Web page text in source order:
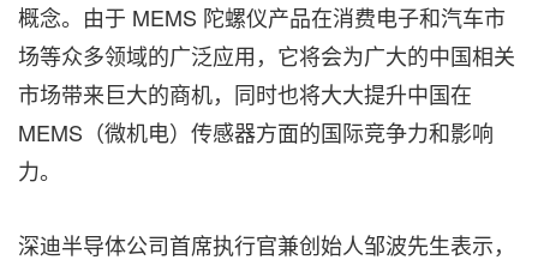
概念。由于 MEMS 陀螺仪产品在消费电子和汽车市
场等众多领域的广泛应用，它将会为广大的中国相关
市场带来巨大的商机，同时也将大大提升中国在
MEMS（微机电）传感器方面的国际竞争力和影响
力。
深迪半导体公司首席执行官兼创始人邹波先生表示，